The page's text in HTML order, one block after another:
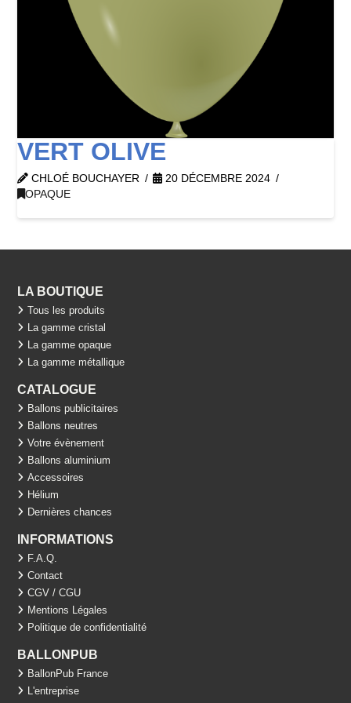
VERT OLIVE
CHLOÉ BOUCHAYER
20 DÉCEMBRE 2024
OPAQUE
LA BOUTIQUE
Tous les produits
La gamme cristal
La gamme opaque
La gamme métallique
CATALOGUE
Ballons publicitaires
Ballons neutres
Votre évènement
Ballons aluminium
Accessoires
Hélium
Dernières chances
INFORMATIONS
F.A.Q.
Contact
CGV / CGU
Mentions Légales
Politique de confidentialité
BALLONPUB
BallonPub France
L'entreprise